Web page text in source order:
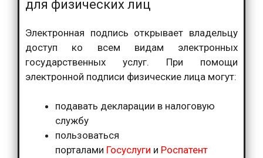
для физических лиц
Электронная подпись открывает владельцу
доступ ко всем видам электронных
государственных услуг. При помощи
электронной подписи физические лица могут:
подавать декларации в налоговую
службу
пользоваться
порталами Госуслуги и Роспатент